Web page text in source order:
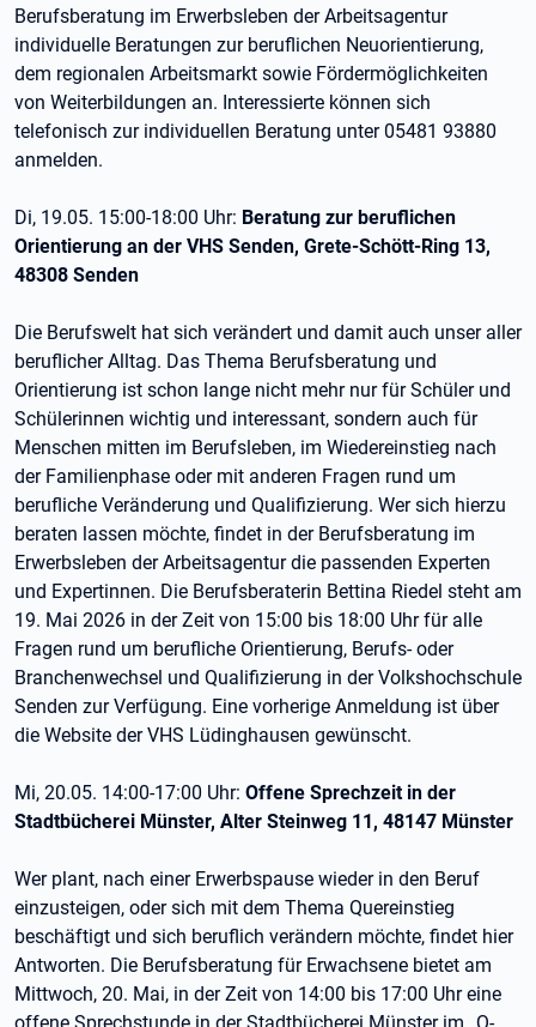
Berufsberatung im Erwerbsleben der Arbeitsagentur
individuelle Beratungen zur beruflichen Neuorientierung,
dem regionalen Arbeitsmarkt sowie Fördermöglichkeiten
von Weiterbildungen an. Interessierte können sich
telefonisch zur individuellen Beratung unter 05481 93880
anmelden.
Di, 19.05. 15:00-18:00 Uhr: Beratung zur beruflichen
Orientierung an der VHS Senden, Grete-Schött-Ring 13,
48308 Senden
Die Berufswelt hat sich verändert und damit auch unser aller
beruflicher Alltag. Das Thema Berufsberatung und
Orientierung ist schon lange nicht mehr nur für Schüler und
Schülerinnen wichtig und interessant, sondern auch für
Menschen mitten im Berufsleben, im Wiedereinstieg nach
der Familienphase oder mit anderen Fragen rund um
berufliche Veränderung und Qualifizierung. Wer sich hierzu
beraten lassen möchte, findet in der Berufsberatung im
Erwerbsleben der Arbeitsagentur die passenden Experten
und Expertinnen. Die Berufsberaterin Bettina Riedel steht am
19. Mai 2026 in der Zeit von 15:00 bis 18:00 Uhr für alle
Fragen rund um berufliche Orientierung, Berufs- oder
Branchenwechsel und Qualifizierung in der Volkshochschule
Senden zur Verfügung. Eine vorherige Anmeldung ist über
die Website der VHS Lüdinghausen gewünscht.
Mi, 20.05. 14:00-17:00 Uhr: Offene Sprechzeit in der
Stadtbücherei Münster, Alter Steinweg 11, 48147 Münster
Wer plant, nach einer Erwerbspause wieder in den Beruf
einzusteigen, oder sich mit dem Thema Quereinstieg
beschäftigt und sich beruflich verändern möchte, findet hier
Antworten. Die Berufsberatung für Erwachsene bietet am
Mittwoch, 20. Mai, in der Zeit von 14:00 bis 17:00 Uhr eine